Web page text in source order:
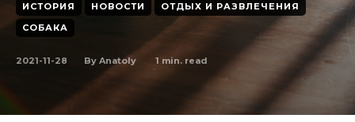
ИСТОРИЯ НОВОСТИ
ОТДЫХ И РАЗВЛЕЧЕНИЯ
СОБАКА
2021-11-28 By Anatoly 1 min. read